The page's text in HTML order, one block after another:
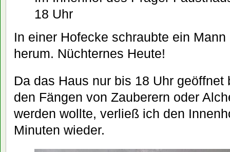
18 Uhr
In einer Hofecke schraubte ein
herum. Nüchternes Heute!
Da das Haus nur bis 18 Uhr
den Fängen von Zauberern oder
werden wollte, verließ ich den
Minuten wieder.